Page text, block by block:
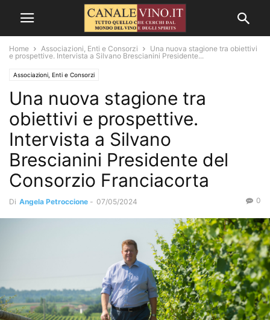
Home Associazioni, Enti e Consorzi
Una nuova stagione tra obiettivi
e prospettive. Intervista a Silvano Brescianini Presidente...
Associazioni, Enti e Consorzi
Una nuova stagione tra
obiettivi e prospettive.
Intervista a Silvano
Brescianini Presidente del
Consorzio Franciacorta
Di Angela Petroccione - 07/05/2024 0